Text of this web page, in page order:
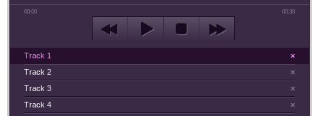
00:00 00:30
×
Track 1
×
Track 2
×
Track 3
×
Track 4